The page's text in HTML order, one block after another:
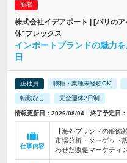
株式会社イデアポート | [パリの
休*フレックス
インポートブランドの魅力
日
正社員 職種・業種未経験OK
転勤なし 完全週休2日制
情報更新日：2026/08/04 終了予定日
仕事内容
【海外ブランドの服飾
市場分析・ターゲット
わせた販促マーケティ